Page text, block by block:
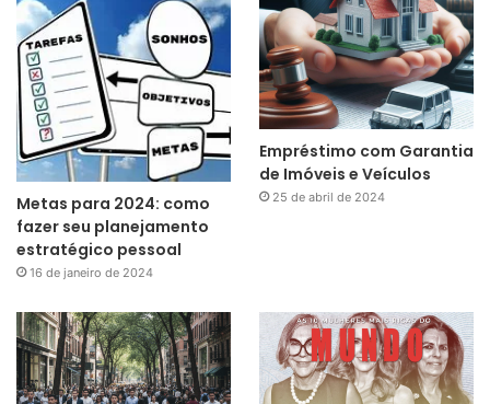
Metas para 2024: como
fazer seu planejamento
estratégico pessoal
16 de janeiro de 2024
Empréstimo com Garantia
de Imóveis e Veículos
25 de abril de 2024